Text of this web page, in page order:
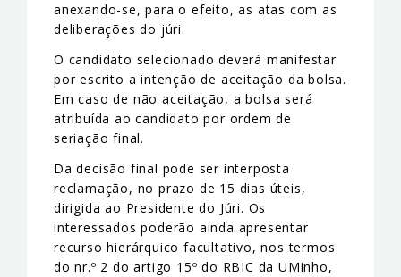
anexando-se, para o efeito, as atas com as
deliberações do júri.
O candidato selecionado deverá manifestar
por escrito a intenção de aceitação da bolsa.
Em caso de não aceitação, a bolsa será
atribuída ao candidato por ordem de
seriação final.
Da decisão final pode ser interposta
reclamação, no prazo de 15 dias úteis,
dirigida ao Presidente do Júri. Os
interessados poderão ainda apresentar
recurso hierárquico facultativo, nos termos
do nr.º 2 do artigo 15º do RBIC da UMinho,